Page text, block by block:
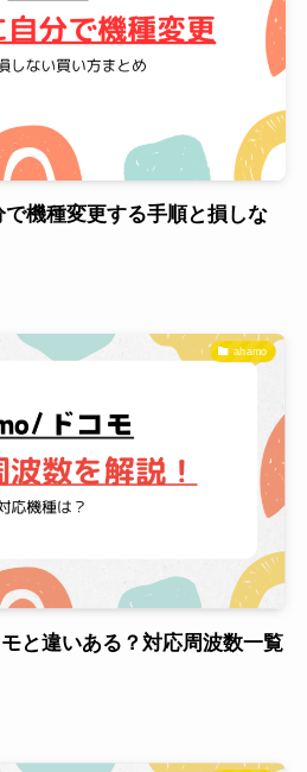
機種変更する手順と損しな
ahamo
と違いある？対応周波数一覧